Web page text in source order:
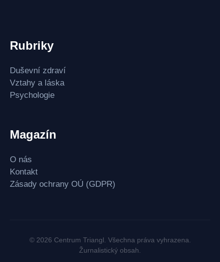
Rubriky
Duševní zdraví
Vztahy a láska
Psychologie
Magazín
O nás
Kontakt
Zásady ochrany OÚ (GDPR)
© 2026 Centrum Triangl. Všechna práva vyhrazena.
Žurnalistický obsah.